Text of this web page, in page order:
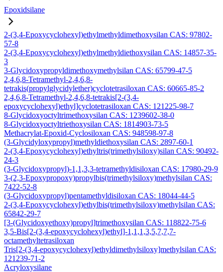
Epoxidsilane
2-(3,4-Epoxycyclohexyl)ethylmethyldimethoxysilan CAS: 97802-
57-8
2-(3,4-Epoxycyclohexyl)ethylmethyldiethoxysilan CAS: 14857-35-
3
3-Glycidoxypropyldimethoxymethylsilan CAS: 65799-47-5
2,4,6,8-Tetramethyl-2,4,6,8-
tetrakis(propylglycidylether)cyclotetrasiloxan CAS: 60665-85-2
2,4,6,8-Tetramethyl-2,4,6,8-tetrakis[2-(3,4-
epoxycyclohexyl)ethyl]cyclotetrasiloxan CAS: 121225-98-7
8-Glycidoxyoctyltrimethoxysilan CAS: 1239602-38-0
8-Glycidoxyoctyltriethoxysilan CAS: 1814903-73-5
Methacrylat-Epoxid-Cyclosiloxan CAS: 948598-97-8
(3-Glycidyloxypropyl)methyldiethoxysilan CAS: 2897-60-1
2-(3,4-Epoxycyclohexyl)ethyltris(trimethylsiloxy)silan CAS: 90492-
24-3
(3-Glycidoxypropyl)-1,1,3,3-tetramethyldisiloxan CAS: 17980-29-9
3-(2,3-Epoxypropoxy)propylbis(trimethylsiloxy)methylsilan CAS:
7422-52-8
(3-Glycidoxypropyl)pentamethyldisiloxan CAS: 18044-44-5
2-(3,4-Epoxycyclohexyl)ethylbis(trimethylsiloxy)methylsilan CAS:
65842-29-7
[3-(Glycidoxyethoxy)propyl]trimethoxysilan CAS: 118822-75-6
3,5-Bis[2-(3,4-epoxycyclohexyl)ethyl]-1,1,1,3,5,7,7,7-
octamethyltetrasiloxan
Tris[2-(3,4-epoxycyclohexyl)ethyldimethylsiloxy]methylsilan CAS:
121239-71-2
Acryloxysilane